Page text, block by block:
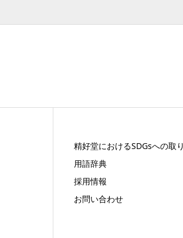
精好堂におけるSDGsへの取
用語辞典
採用情報
お問い合わせ